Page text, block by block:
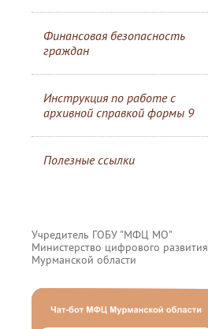
Финансовая безопасность
граждан
Инструкция по работе с
архивной справкой формы 9
Полезные ссылки
Учредитель ГОБУ "МФЦ МО"
Министерство цифрового развития
Мурманской области